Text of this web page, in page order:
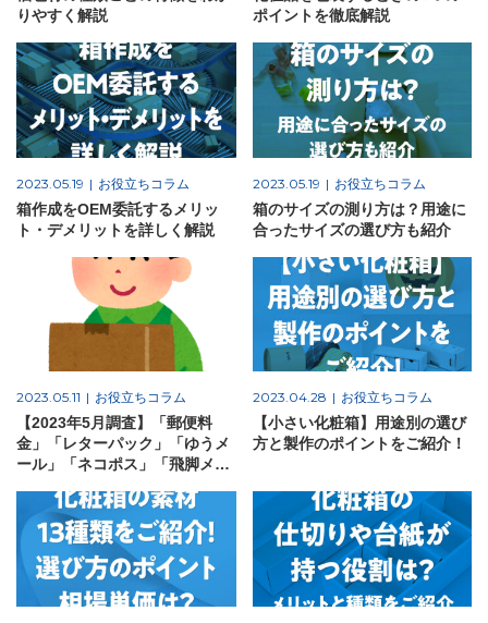
りやすく解説
ポイントを徹底解説
2023.05.19 お役立ちコラム
箱作成をOEM委託するメリッ
ト・デメリットを詳しく解説
2023.05.19 お役立ちコラム
箱のサイズの測り方は？用途に
合ったサイズの選び方も紹介
2023.05.11 お役立ちコラム
【2023年5月調査】「郵便料
金」「レターパック」「ゆうメ
ール」「ネコポス」「飛脚メー
2023.04.28 お役立ちコラム
【小さい化粧箱】用途別の選び
方と製作のポイントをご紹介！